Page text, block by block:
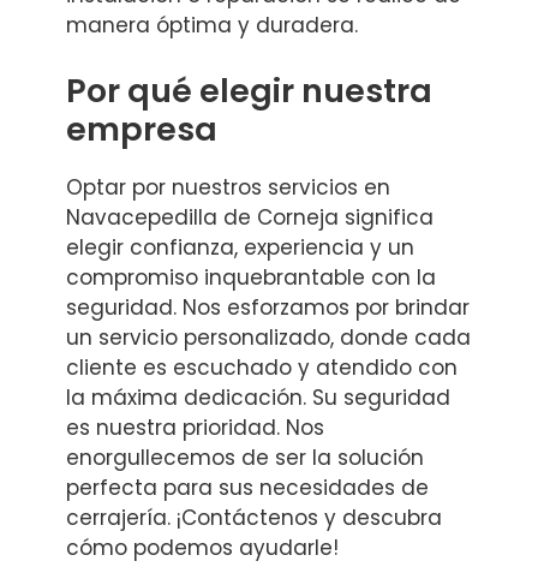
manera óptima y duradera.
Por qué elegir nuestra
empresa
Optar por nuestros servicios en
Navacepedilla de Corneja significa
elegir confianza, experiencia y un
compromiso inquebrantable con la
seguridad. Nos esforzamos por brindar
un servicio personalizado, donde cada
cliente es escuchado y atendido con
la máxima dedicación. Su seguridad
es nuestra prioridad. Nos
enorgullecemos de ser la solución
perfecta para sus necesidades de
cerrajería. ¡Contáctenos y descubra
cómo podemos ayudarle!